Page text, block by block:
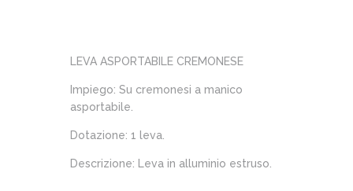
LEVA ASPORTABILE CREMONESE
Impiego: Su cremonesi a manico
asportabile.
Dotazione: 1 leva.
Descrizione: Leva in alluminio estruso.